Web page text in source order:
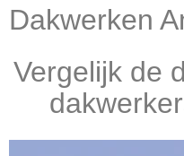
Dakwerken
Vergelijk de